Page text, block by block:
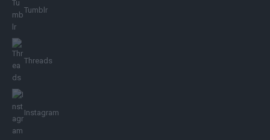
Tumblr
Threads
Instagram